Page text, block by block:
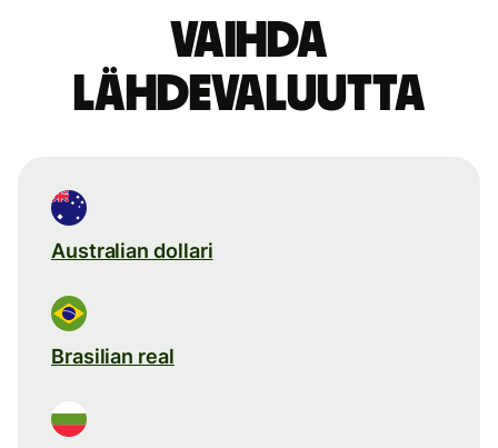
Vaihda
lähdevaluutta
Australian dollari
Brasilian real